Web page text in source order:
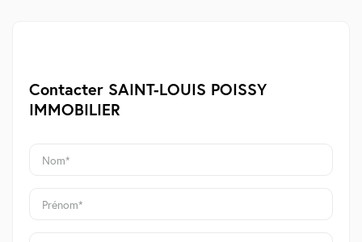
Contacter SAINT-LOUIS POISSY
IMMOBILIER